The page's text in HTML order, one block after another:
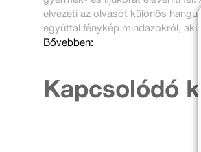
elvezeti az olvasót különös
egyúttal fénykép mindazokról,
Bővebben:
Kapcsolódó